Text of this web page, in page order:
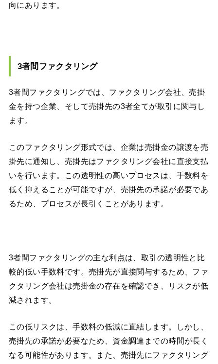
向にあります。
3者間ファクタリング
3者間ファクタリングでは、ファクタリング会社、売掛
金を持つ企業、そして売掛先の3者全てが取引に関与し
ます。
このファクタリング形式では、企業は売掛金の譲渡を売
掛先に通知し、売掛先はファクタリング会社に直接支払
いを行います。この透明性の高いプロセスは、手数料を
低く抑えることが可能ですが、売掛先の承諾が必要であ
るため、プロセスが長引くことがあります。
3者間ファクタリングの主な利点は、取引の透明性と比
較的低い手数料です。売掛先が直接関与するため、ファ
クタリング会社は売掛金の存在を確認でき、リスクが低
減されます。
この低リスクは、手数料の低減に直結します。しかし、
売掛先の承諾が必要なため、資金調達までの時間が長く
なる可能性があります。また、売掛先にファクタリング